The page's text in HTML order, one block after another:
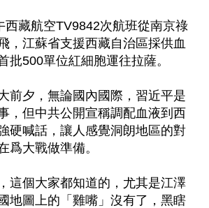
西藏航空TV9842次航班從南京祿
，江蘇省支援西藏自治區採供血
批500單位紅細胞運往拉薩。
前夕，無論國內國際，習近平是
，但中共公開宣稱調配血液到西
硬喊話，讓人感覺洞朗地區的對
爲大戰做準備。
這個大家都知道的，尤其是江澤
地圖上的「雞嘴」沒有了，黑瞎